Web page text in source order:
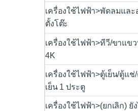
เครื่องใช้ไฟฟ้า>พัดลมแล
ตั้งโต๊ะ
เครื่องใช้ไฟฟ้า>ทีวี/ขาแข
4K
เครื่องใช้ไฟฟ้า>ตู้เย็น/ตู้แ
เย็น 1 ประตู
เครื่องใช้ไฟฟ้า>(ยกเลิก) ยั